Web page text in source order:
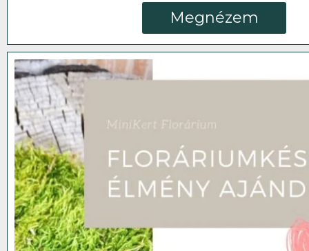
Megnézem